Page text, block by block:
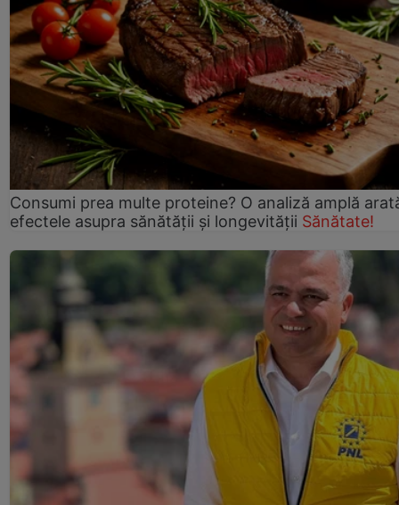
Consumi prea multe proteine? O analiză amplă
efectele asupra sănătății și longevității Sănătate!